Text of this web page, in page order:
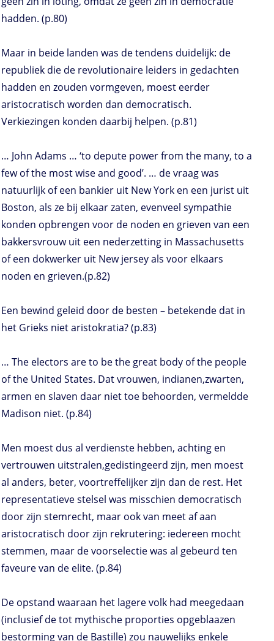
hadden. (p.80)
Maar in beide landen was de tendens duidelijk: de
republiek die de revolutionaire leiders in gedachten
hadden en zouden vormgeven, moest eerder
aristocratisch worden dan democratisch.
Verkiezingen konden daarbij helpen. (p.81)
… John Adams … ‘to depute power from the many, to a
few of the most wise and good’. … de vraag was
natuurlijk of een bankier uit New York en een jurist uit
Boston, als ze bij elkaar zaten, evenveel sympathie
konden opbrengen voor de noden en grieven van een
bakkersvrouw uit een nederzetting in Massachusetts
of een dokwerker uit New jersey als voor elkaars
noden en grieven.(p.82)
Een bewind geleid door de besten – betekende dat in
het Grieks niet aristokratia? (p.83)
… The electors are to be the great body of the people
of the United States. Dat vrouwen, indianen,zwarten,
armen en slaven daar niet toe behoorden, vermeldde
Madison niet. (p.84)
Men moest dus al verdienste hebben, achting en
vertrouwen uitstralen,gedistingeerd zijn, men moest
al anders, beter, voortreffelijker zijn dan de rest. Het
representatieve stelsel was misschien democratisch
door zijn stemrecht, maar ook van meet af aan
aristocratisch door zijn rekrutering: iedereen mocht
stemmen, maar de voorselectie was al gebeurd ten
faveure van de elite. (p.84)
De opstand waaraan het lagere volk had meegedaan
(inclusief de tot mythische proporties opgeblaazen
bestorming van de Bastille) zou nauwelijks enkele